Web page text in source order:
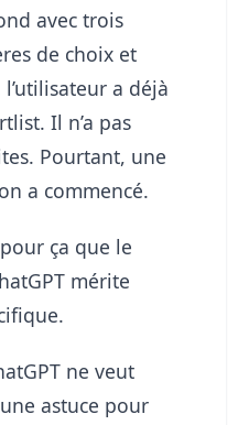
avec trois
de choix et
a déjà
Il n’a pas
Pourtant, une
a commencé.
ça que le
mérite
ne veut
astuce pour